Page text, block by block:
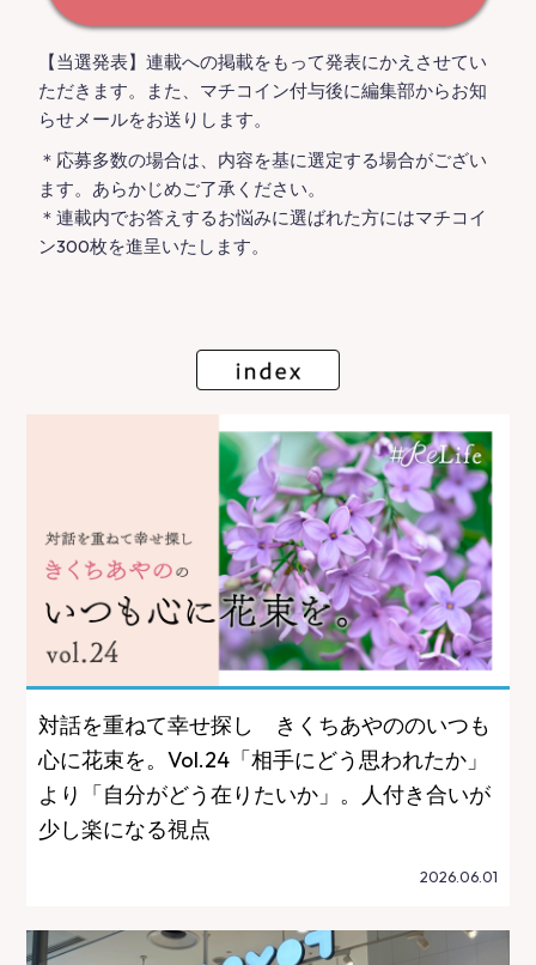
【当選発表】連載への掲載をもって発表にかえさせてい
ただきます。また、マチコイン付与後に編集部からお知
らせメールをお送りします。
＊応募多数の場合は、内容を基に選定する場合がござい
ます。あらかじめご了承ください。
＊連載内でお答えするお悩みに選ばれた方にはマチコイ
ン300枚を進呈いたします。
対話を重ねて幸せ探し きくちあやののいつも
心に花束を。Vol.24「相手にどう思われたか」
より「自分がどう在りたいか」。人付き合いが
少し楽になる視点
2026.06.01